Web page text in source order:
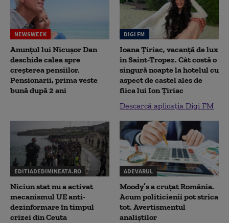
NEWSWEEK
Anunțul lui Nicușor Dan
deschide calea spre
creșterea pensiilor.
Pensionarii, prima veste
bună după 2 ani
DIGI FM
Ioana Țiriac, vacanță de lux
în Saint-Tropez. Cât costă o
singură noapte la hotelul cu
aspect de castel ales de
fiica lui Ion Țiriac
Descarcă aplicația Digi FM
EDITIADEDIMINEATA.RO
Niciun stat nu a activat
mecanismul UE anti-
dezinformare în timpul
crizei din Ceuta
ADEVARUL
Moody’s a cruțat România.
Acum politicienii pot strica
tot. Avertismentul
analiștilor